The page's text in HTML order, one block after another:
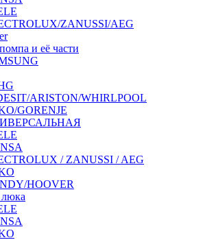
ZANUSSI/AEG
и её части
ARISTON/WHIRLPOOL
GORENJE
/ ZANUSSI / AEG
HOOVER